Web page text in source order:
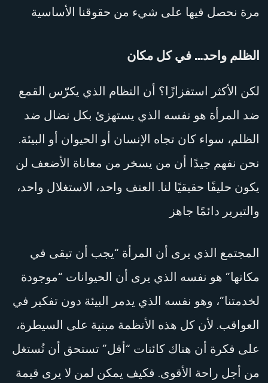
مرة نحصل فيها على شيء من حقوقنا الأساسية
الظلم واحد… في كل مكان
لكن الأكثر استفزازًا؟ أن النظام الذي يكرّس القمع
ضد المرأة هو نفسه الذي يستهزئ بكل نضال ضد
الظلم، سواء كان تجاه الإنسان أو الحيوان أو البيئة.
نحن نفهم جيدًا أن من يسخر من معاناة الأضعف لن
يكون حليفًا حقيقيًا لنا. العنف واحد، الاستغلال واحد،
والتبرير دائمًا جاهز
المجتمع الذي يرى أن المرأة “يجب أن تبقى في
مكانها” هو نفسه الذي يرى أن الحيوانات “موجودة
لخدمتنا”، وهو نفسه الذي يدمر البيئة دون تفكير في
العواقب. لأن كل هذه الأنظمة مبنية على السيطرة،
على فكرة أن هناك كائنات “أقل” تستحق أن تُستغل
من أجل راحة الأقوى. فكيف يمكن لمن لا يرى قيمة